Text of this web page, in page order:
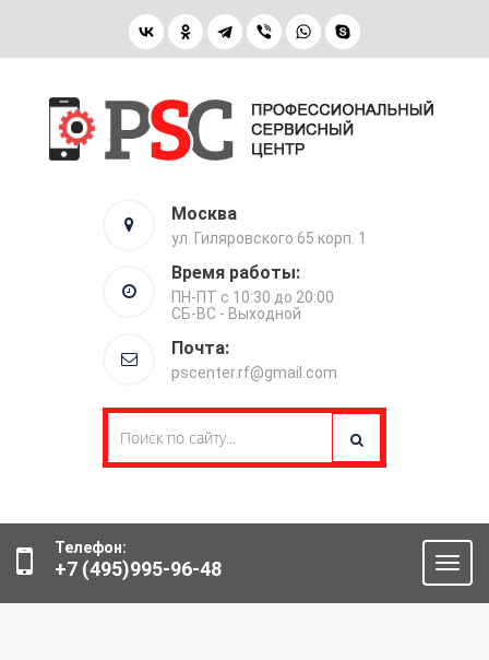
Москва
ул. Гиляровского 65 корп. 1
Время работы:
ПН-ПТ с 10:30 до 20:00
СБ-ВС - Выходной
Почта:
pscenter.rf@gmail.com
Телефон:
+7 (495)995-96-48